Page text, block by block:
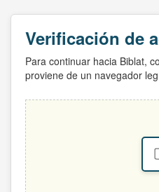
Verificación de
Para continuar hacia Biblat,
proviene de un navegador